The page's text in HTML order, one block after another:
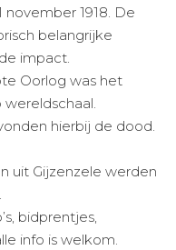
november 1918. De
belangrijke
impact.
Oorlog was het
hierbij de dood.
uit Gijzenzele werden
bidprentjes,
info is welkom.